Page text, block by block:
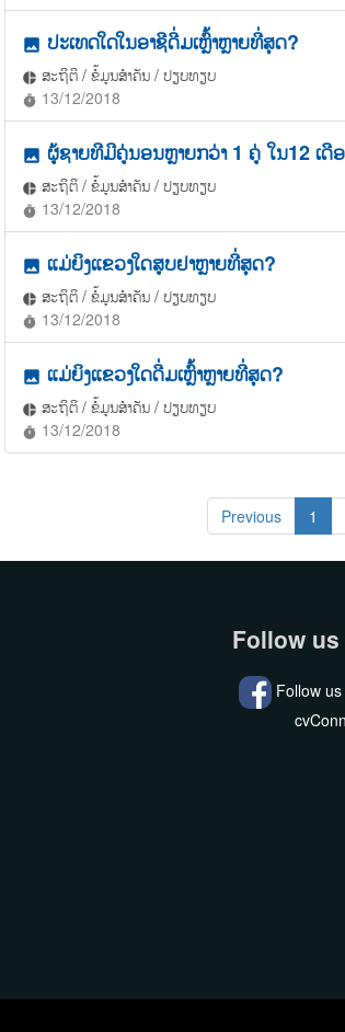
photo ປະເທດໃດໃນອາຊີດື່ມເຫຼົ້າຫຼາຍທີ່ສຸດ?
pie_chart ສະຖິຕິ / ຂໍ້ມູນສຳຄັນ / ປຽບທຽບ
timer 13/12/2018
photo ຜູ້ຊາຍທີມີຄູ່ນອນຫຼາຍກວ່າ 1 ຄູ່ ໃນ12 ເດື
pie_chart ສະຖິຕິ / ຂໍ້ມູນສຳຄັນ / ປຽບທຽບ
timer 13/12/2018
photo ແມ່ຍິງແຂວງໃດສູບຢາຫຼາຍທີ່ສຸດ?
pie_chart ສະຖິຕິ / ຂໍ້ມູນສຳຄັນ / ປຽບທຽບ
timer 13/12/2018
photo ແມ່ຍິງແຂວງໃດດື່ມເຫຼົ້າຫຼາຍທີ່ສຸດ?
pie_chart ສະຖິຕິ / ຂໍ້ມູນສຳຄັນ / ປຽບທຽບ
timer 13/12/2018
Previous 1
Follow
Follow us